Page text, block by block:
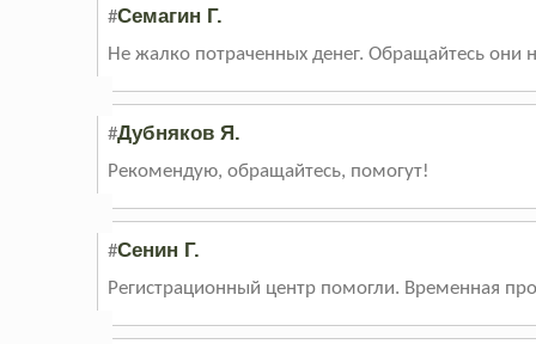
#Семагин Г.
Не жалко потраченных денег. Обращайтесь они
#Дубняков Я.
Рекомендую, обращайтесь, помогут!
#Сенин Г.
Регистрационный центр помогли. Временная